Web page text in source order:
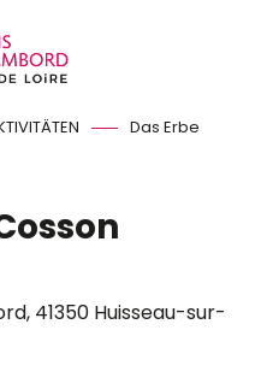
Das Erbe
41350 Huisseau-sur-